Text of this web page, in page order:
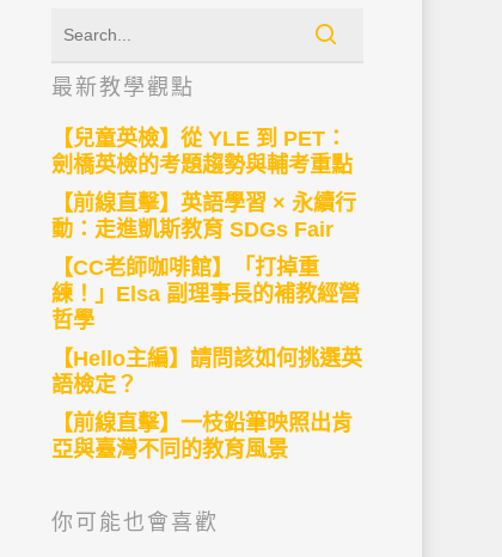
最新教學觀點
【兒童英檢】從 YLE 到 PET：
劍橋英檢的考題趨勢與輔考重點
【前線直擊】英語學習 × 永續行
動：走進凱斯教育 SDGs Fair
【CC老師咖啡館】「打掉重
練！」Elsa 副理事長的補教經營
哲學
【Hello主編】請問該如何挑選英
語檢定？
【前線直擊】一枝鉛筆映照出肯
亞與臺灣不同的教育風景
你可能也會喜歡